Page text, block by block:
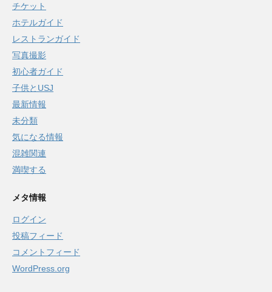
チケット
ホテルガイド
レストランガイド
写真撮影
初心者ガイド
子供とUSJ
最新情報
未分類
気になる情報
混雑関連
満喫する
メタ情報
ログイン
投稿フィード
コメントフィード
WordPress.org